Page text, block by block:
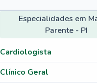
Especialidades em
Parente - PI
Cardiologista
Clínico Geral